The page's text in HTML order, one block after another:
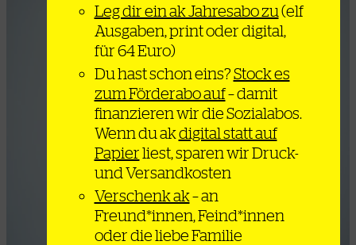
Leg dir ein ak Jahresabo zu(elf
Ausgaben, print oder digital,
für 64 Euro)
Du hast schon eins?Stock es
zum Förderabo auf– damit
finanzieren wir die Sozialabos.
Wenn du akdigital statt auf
Papierliest, sparen wir Druck-
und Versandkosten
Verschenk ak– an
Freund*innen, Feind*innen
oder die liebe Familie